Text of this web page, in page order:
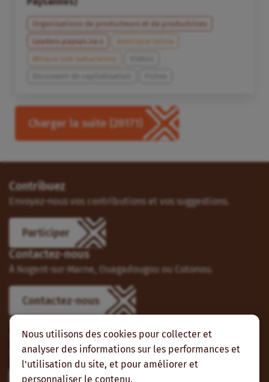
Nous utilisons des cookies pour collecter et
analyser des informations sur les performances et
l'utilisation du site, et pour améliorer et
personnaliser le contenu.
Organisations de producteurs et de productrices
Leaders paysan.ne.s
Amérique latine
Afrique sub-saharienne
Charger la suite (20171)
Contribuez
Envoyez-nous vos contributions et vos suggestions.
Participer
Contactez-nous
À Nogent-sur-Marne, Ouagadougou ou Cotonou.
Contactez-nous
Suivez-nous
Vous pouvez aussi vous abonner à nos flux RSS et nous
suivre sur les réseaux sociaux.